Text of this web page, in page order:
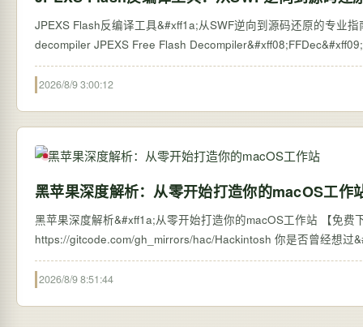
JPEXS Flash反编译工具&#xff1a;从SWF逆向到源码还原的专业指南 【免费下载链接】
decompiler JPEXS Free Flash
2026/8/9 3:00:12
黑苹果深度解析：从零开始打造你的macOS工作
黑苹果深度解析&#xff1a;从零开始打造你的macOS工作站 【免费下
https://gitcode.com/
2026/8/9 8:51:44